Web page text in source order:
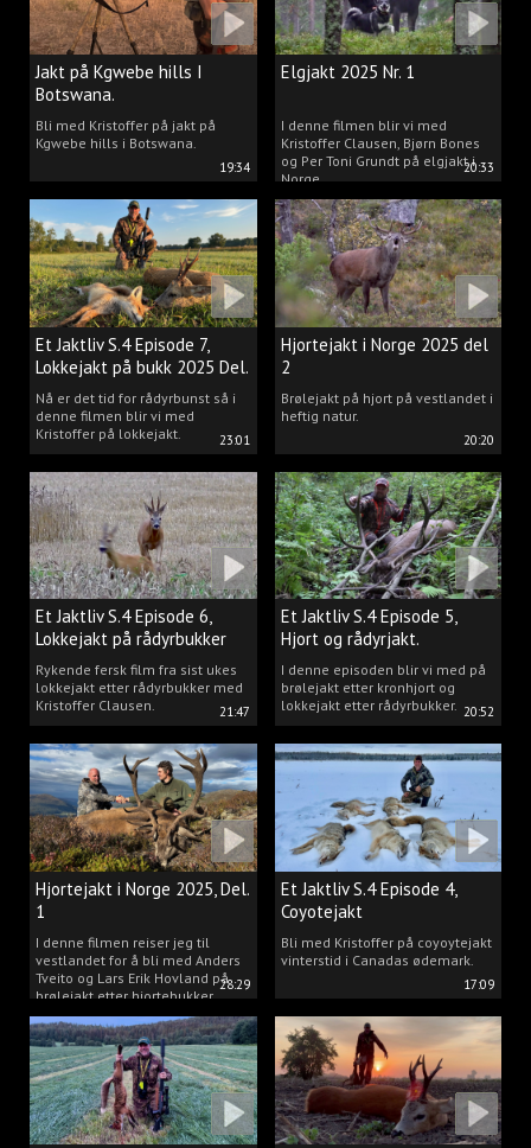
19:34
Jakt på Kgwebe hills I
Botswana.
Bli med Kristoffer på jakt på
Kgwebe hills i Botswana.
20:33
Elgjakt 2025 Nr. 1
I denne filmen blir vi med
Kristoffer Clausen, Bjørn Bones
og Per Toni Grundt på elgjakt i
Norge.
23:01
Et Jaktliv S.4 Episode 7,
Lokkejakt på bukk 2025 Del.
2
Nå er det tid for rådyrbunst så i
denne filmen blir vi med
Kristoffer på lokkejakt.
20:20
Hjortejakt i Norge 2025 del
2
Brølejakt på hjort på vestlandet i
heftig natur.
21:47
Et Jaktliv S.4 Episode 6,
Lokkejakt på rådyrbukker
2025 Del.1
Rykende fersk film fra sist ukes
lokkejakt etter rådyrbukker med
Kristoffer Clausen.
20:52
Et Jaktliv S.4 Episode 5,
Hjort og rådyrjakt.
I denne episoden blir vi med på
brølejakt etter kronhjort og
lokkejakt etter rådyrbukker.
28:29
Hjortejakt i Norge 2025, Del.
1
I denne filmen reiser jeg til
vestlandet for å bli med Anders
Tveito og Lars Erik Hovland på
brølejakt etter hjortebukker.
17:09
Et Jaktliv S.4 Episode 4,
Coyotejakt
Bli med Kristoffer på coyoytejakt
vinterstid i Canadas ødemark.